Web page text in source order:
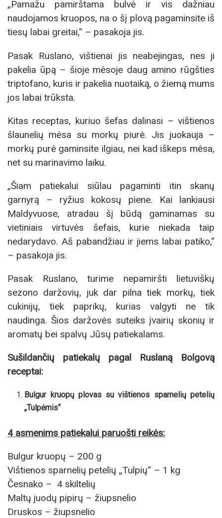
„Pamažu pamirštama bulvė ir vis dažniau
naudojamos kruopos, na o šį plovą pagaminsite iš
tiesų labai greitai,“ – pasakoja jis.
Pasak Ruslano, vištienai jis neabejingas, nes ji
pakelia ūpą – šioje mėsoje daug amino rūgšties
triptofano, kuris ir pakelia nuotaiką, o žiemą mums
jos labai trūksta.
Kitas receptas, kuriuo šefas dalinasi – vištienos
šlaunelių mėsa su morkų piurė. Jis juokauja –
morkų purė gaminsite ilgiau, nei kad iškeps mėsa,
net su marinavimo laiku.
„Šiam patiekalui siūlau pagaminti itin skanų
garnyrą – ryžius kokosų piene. Kai lankiausi
Maldyvuose, atradau šį būdą gaminamas su
vietiniais virtuvės šefais, kurie niekada taip
nedarydavo. Aš pabandžiau ir jiems labai patiko,“
– pasakoja jis.
Pasak Ruslano, turime nepamiršti lietuviškų
sezono daržovių, juk dar pilna tiek morkų, tiek
cukinijų, tiek paprikų, kurias valgyti ne tik
naudinga. Šios daržovės suteiks įvairių skonių ir
aromatų bei spalvų Jūsų patiekalams.
Sušildančių patiekalų pagal Ruslaną Bolgovą
receptai:
Bulgur kruopų plovas su vištienos sparnelių petelių
„Tulpėmis“
4 asmenims patiekalui paruošti reikės:
Bulgur kruopų – 200 g
Vištienos sparnelių petelių „Tulpių“ – 1 kg
Česnako – 4 skiltelių
Maltų juodų pipirų – žiupsnelio
Druskos – žiupsnelio